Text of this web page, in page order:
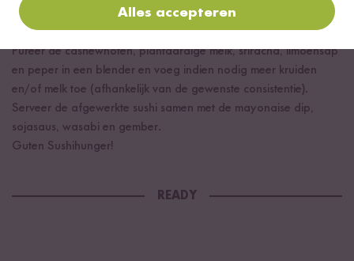
Stap 07
Spicy "Mayo" Dip
Pureer de cashewnoten, plantaardige melk, sriracha, limoensap
en peper in een blender en voeg indien nodig meer kruiden
en/of melk toe (afhankelijk van de gewenste consistentie).
Serveer de afgewerkte sushi samen met de mayonaise dip,
sojasaus, wasabi en gember.
Guten Sushihunger!
READY
Alles accepteren